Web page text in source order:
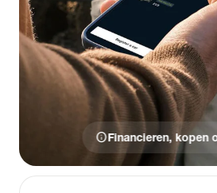
infoFinancieren, kopen